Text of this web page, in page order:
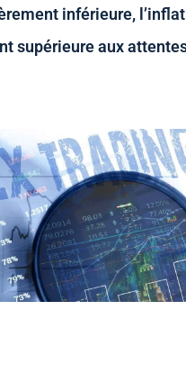
inférieure,
supérieure aux